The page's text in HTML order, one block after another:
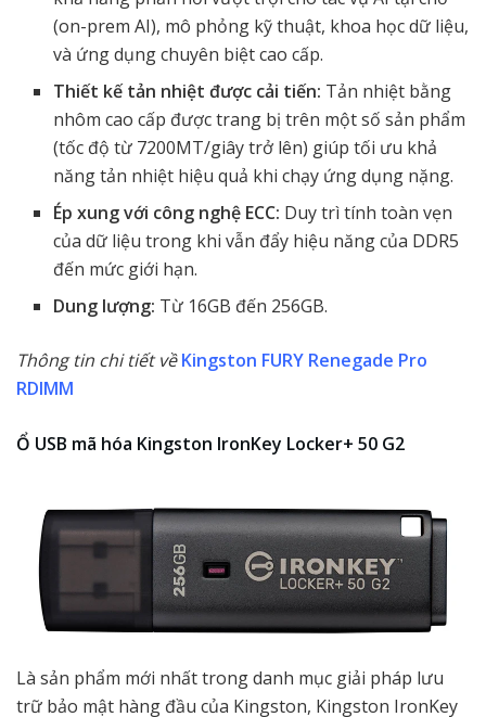
(on-prem AI), mô phỏng kỹ thuật, khoa học dữ liệu,
và ứng dụng chuyên biệt cao cấp.
Thiết kế tản nhiệt được cải tiến: Tản nhiệt bằng
nhôm cao cấp được trang bị trên một số sản phẩm
(tốc độ từ 7200MT/giây trở lên) giúp tối ưu khả
năng tản nhiệt hiệu quả khi chạy ứng dụng nặng.
Ép xung với công nghệ ECC: Duy trì tính toàn vẹn
của dữ liệu trong khi vẫn đẩy hiệu năng của DDR5
đến mức giới hạn.
Dung lượng: Từ 16GB đến 256GB.
Thông tin chi tiết về Kingston FURY Renegade Pro
RDIMM
Ổ USB mã hóa Kingston IronKey Locker+ 50 G2
Là sản phẩm mới nhất trong danh mục giải pháp lưu
trữ bảo mật hàng đầu của Kingston, Kingston IronKey